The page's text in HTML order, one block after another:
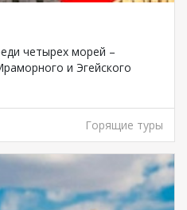
четырех морей –
и Эгейского
Горящие туры